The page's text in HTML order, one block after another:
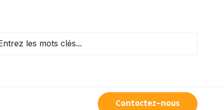
Contactez-nous